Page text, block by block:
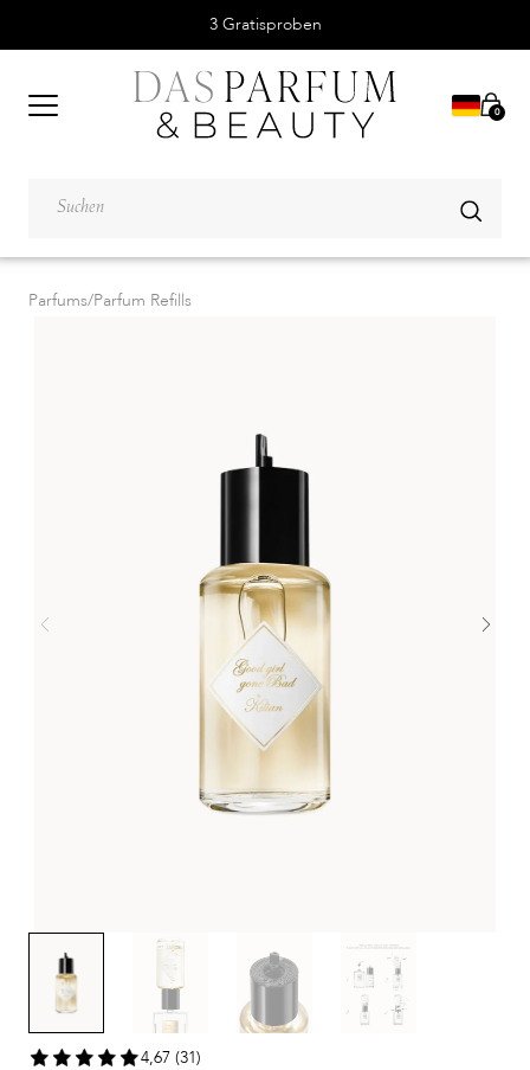
3 Gratisproben
0
Parfums/Parfum Refills
4,67 (31)